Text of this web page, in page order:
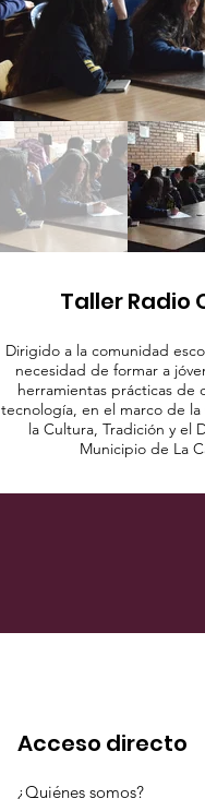
Taller Radio
Dirigido a la comunidad
necesidad de formar a
herramientas prácticas de
tecnología, en el marco de la
la Cultura, Tradición y el
Municipio de La
Acceso directo
¿Quiénes somos?